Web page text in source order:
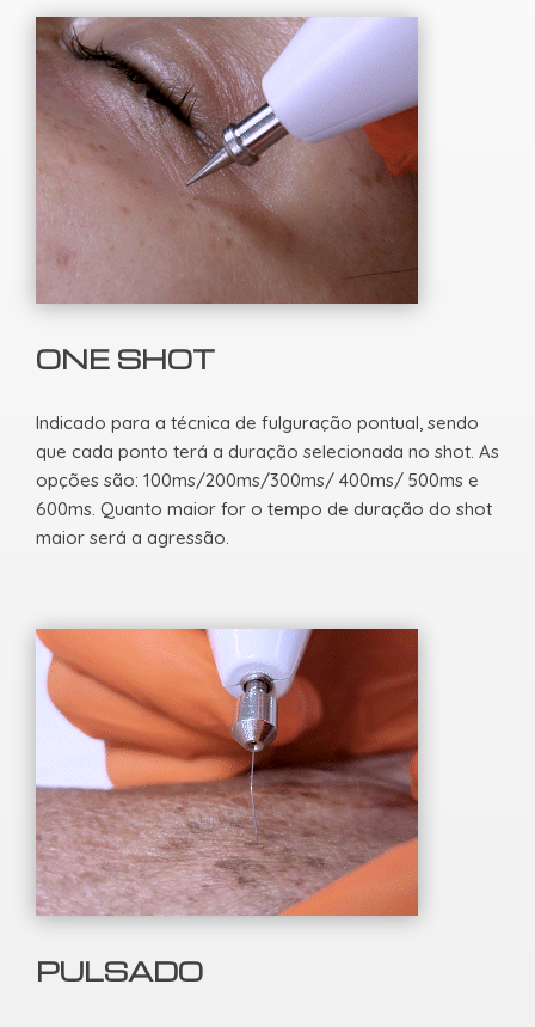
ONE SHOT
Indicado para a técnica de fulguração pontual, sendo
que cada ponto terá a duração selecionada no shot. As
opções são: 100ms/200ms/300ms/ 400ms/ 500ms e
600ms. Quanto maior for o tempo de duração do shot
maior será a agressão.
PULSADO